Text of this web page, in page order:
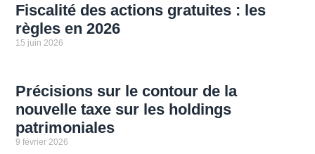
Fiscalité des actions gratuites : les
règles en 2026
15 juin 2026
Précisions sur le contour de la
nouvelle taxe sur les holdings
patrimoniales
9 février 2026